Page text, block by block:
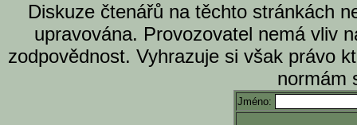
Diskuze čtenářů na těchto stránkách
upravována. Provozovatel nemá vliv
zodpovědnost. Vyhrazuje si však právo
normám
Jméno: